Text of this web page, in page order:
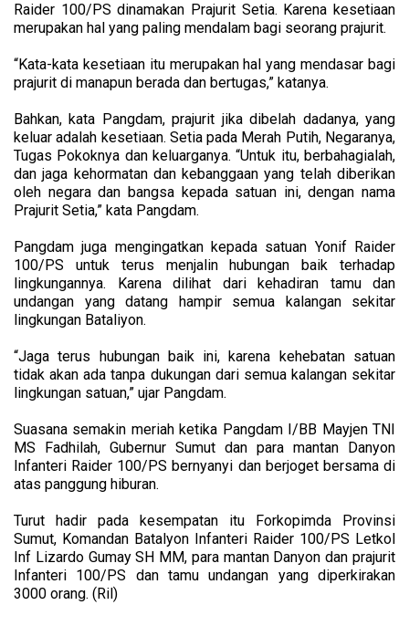
Raider 100/PS dinamakan Prajurit Setia. Karena kesetiaan
merupakan hal yang paling mendalam bagi seorang prajurit.
“Kata-kata kesetiaan itu merupakan hal yang mendasar bagi
prajurit di manapun berada dan bertugas,” katanya.
Bahkan, kata Pangdam, prajurit jika dibelah dadanya, yang
keluar adalah kesetiaan. Setia pada Merah Putih, Negaranya,
Tugas Pokoknya dan keluarganya. “Untuk itu, berbahagialah,
dan jaga kehormatan dan kebanggaan yang telah diberikan
oleh negara dan bangsa kepada satuan ini, dengan nama
Prajurit Setia,” kata Pangdam.
Pangdam juga mengingatkan kepada satuan Yonif Raider
100/PS untuk terus menjalin hubungan baik terhadap
lingkungannya. Karena dilihat dari kehadiran tamu dan
undangan yang datang hampir semua kalangan sekitar
lingkungan Bataliyon.
“Jaga terus hubungan baik ini, karena kehebatan satuan
tidak akan ada tanpa dukungan dari semua kalangan sekitar
lingkungan satuan,” ujar Pangdam.
Suasana semakin meriah ketika Pangdam I/BB Mayjen TNI
MS Fadhilah, Gubernur Sumut dan para mantan Danyon
Infanteri Raider 100/PS bernyanyi dan berjoget bersama di
atas panggung hiburan.
Turut hadir pada kesempatan itu Forkopimda Provinsi
Sumut, Komandan Batalyon Infanteri Raider 100/PS Letkol
Inf Lizardo Gumay SH MM, para mantan Danyon dan prajurit
Infanteri 100/PS dan tamu undangan yang diperkirakan
3000 orang. (Ril)